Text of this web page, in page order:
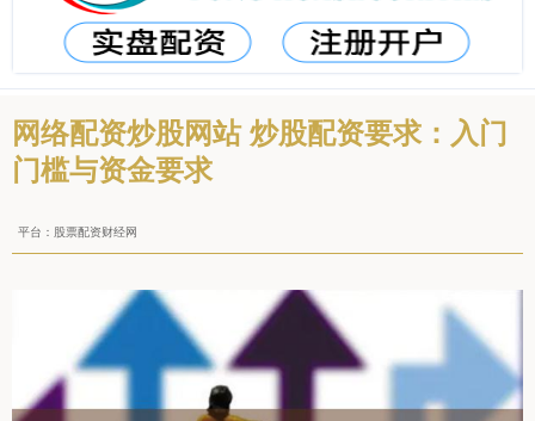
网络配资炒股网站 炒股配资要求：入门
门槛与资金要求
平台：股票配资财经网